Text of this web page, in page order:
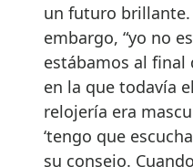
un futuro brillante.
embargo, “yo no
estábamos al final
en la que todavía
relojería era
‘tengo que
su consejo.